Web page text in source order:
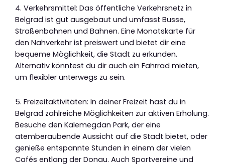
4. Verkehrsmittel: Das öffentliche Verkehrsnetz in
Belgrad ist gut ausgebaut und umfasst Busse,
Straßenbahnen und Bahnen. Eine Monatskarte für
den Nahverkehr ist preiswert und bietet dir eine
bequeme Möglichkeit, die Stadt zu erkunden.
Alternativ könntest du dir auch ein Fahrrad mieten,
um flexibler unterwegs zu sein.
5. Freizeitaktivitäten: In deiner Freizeit hast du in
Belgrad zahlreiche Möglichkeiten zur aktiven Erholung.
Besuche den Kalemegdan Park, der eine
atemberaubende Aussicht auf die Stadt bietet, oder
genieße entspannte Stunden in einem der vielen
Cafés entlang der Donau. Auch Sportvereine und